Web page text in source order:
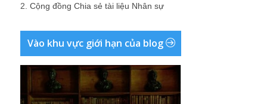
2. Cộng đồng Chia sẻ tài liệu Nhân sự
Vào khu vực giới hạn của blog